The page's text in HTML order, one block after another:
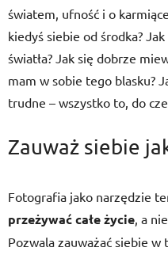
światem, ufność i o
kiedyś siebie od środka?
światła? Jak się dobrze
mam w sobie tego blasku?
trudne – wszystko to, do
Zauważ siebie
Fotografia jako narzędzie
przeżywać całe życie, a
Pozwala zauważać siebie w